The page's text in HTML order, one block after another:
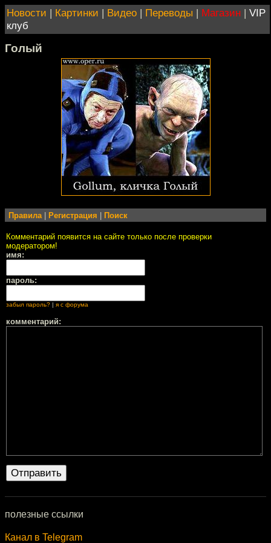
Новости | Картинки | Видео | Переводы | Магазин | VIP
клуб
Голый
Правила Регистрация Поиск
Комментарий появится на сайте только после проверки
модератором!
имя:
пароль:
забыл пароль? | я с форума
комментарий:
полезные ссылки
Канал в Telegram